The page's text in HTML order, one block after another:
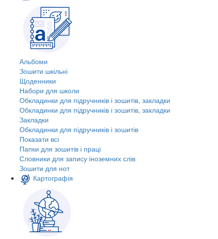
Альбоми
Зошити шкільні
Щоденники
Набори для школи
Обкладинки для підручників і зошитів, закладки
Обкладинки для підручників і зошитів, закладки
Закладки
Обкладинки для підручників і зошитів
Показати всі
Папки для зошитів і праці
Словники для запису іноземних слів
Зошити для нот
Картографія